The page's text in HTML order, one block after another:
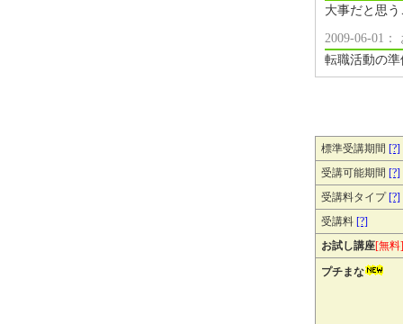
大事だと思
2009-06-01
転職活動の
標準受講期間 [?]
受講可能期間 [?]
受講料タイプ[?]
受講料 [?]
お試し講座[無料]
プチまな